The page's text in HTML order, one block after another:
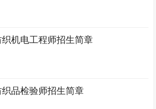
织机电工程师招生简章
织品检验师招生简章